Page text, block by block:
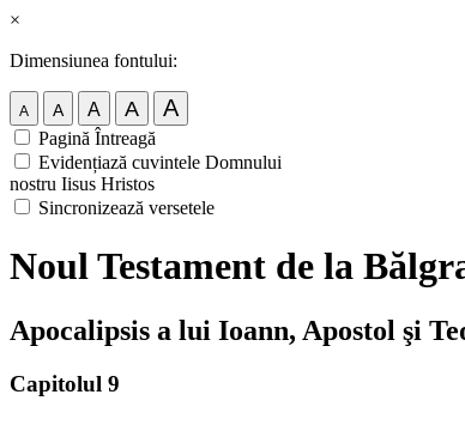
×
Dimensiunea fontului:
A A A A A
Pagină Întreagă
Evidențiază cuvintele Domnului
nostru Iisus Hristos
Sincronizează versetele
Noul Testament de la
Apocalipsis a lui Ioann, Apostol şi
Capitolul 9